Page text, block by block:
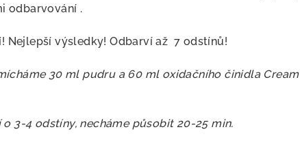
odbarvování .
Nejlepší výsledky! Odbarví až 7 odstínů!
30 ml pudru a 60 ml oxidačního činidla Cream
3-4 odstíny, necháme působit 20-25 min.